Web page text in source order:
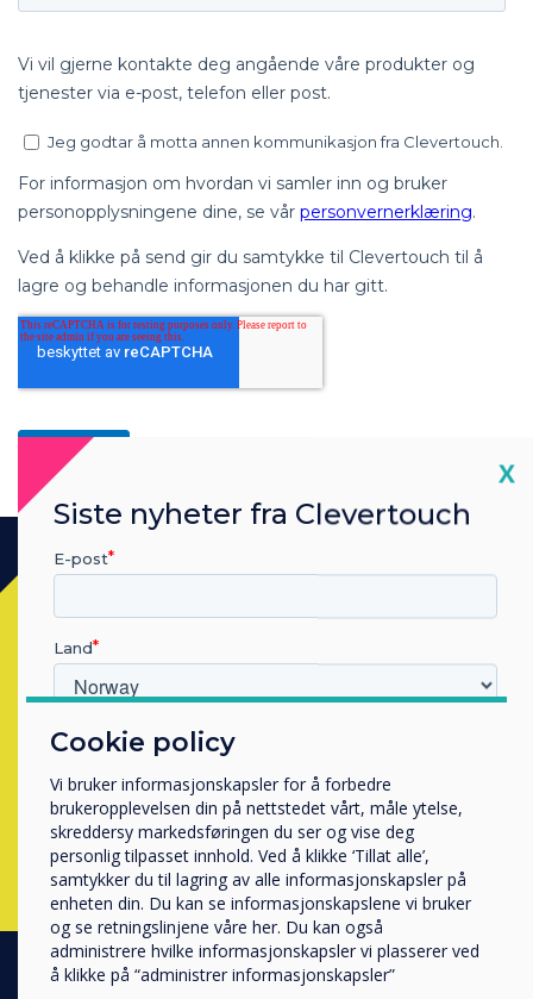
Klar for å kjøpe?
Kontakt enClevertouchekspert ved
å fullføre skjema under.
Complete this form
Cookie policy
Vi bruker informasjonskapsler for å forbedre
brukeropplevelsen din på nettstedet vårt, måle ytelse,
skreddersy markedsføringen du ser og vise deg
personlig tilpasset innhold. Ved å klikke ‘Tillat alle’,
samtykker du til lagring av alle informasjonskapsler på
enheten din. Du kan se informasjonskapslene vi bruker
og se retningslinjene våre her. Du kan også
administrere hvilke informasjonskapsler vi plasserer ved
å klikke på “administrer informasjonskapsler”
X
Siste nyheter fra Clevertouch
E-post
Land
Hvilken bransje jobber du i?
Företag
Övriga
Selskapets navn
Vi vil gjerne kontakte deg angående våre produkter og
tjenester via e-post, telefon eller post.